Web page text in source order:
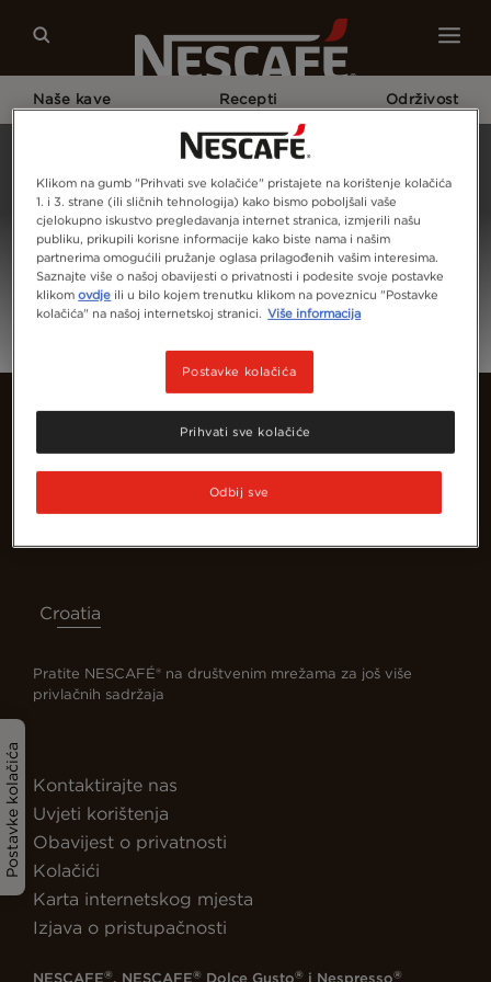
Naše kave Recepti Održivost
Prijava
Postavke kolačića
Croatia
Pratite NESCAFÉ® na društvenim mrežama za još više
privlačnih sadržaja
Kontaktirajte nas
Uvjeti korištenja
Obavijest o privatnosti
Kolačići
Karta internetskog mjesta
Izjava o pristupačnosti
Klikom na gumb "Prihvati sve kolačiće" pristajete na korištenje kolačića
1. i 3. strane (ili sličnih tehnologija) kako bismo poboljšali vaše
cjelokupno iskustvo pregledavanja internet stranica, izmjerili našu
publiku, prikupili korisne informacije kako biste nama i našim
partnerima omogućili pružanje oglasa prilagođenih vašim interesima.
Saznajte više o našoj obavijesti o privatnosti i podesite svoje postavke
klikomovdje ili u bilo kojem trenutku klikom na poveznicu "Postavke
kolačića" na našoj internetskoj stranici. Više informacija
Postavke kolačića
Odbij sve
Prihvati sve kolačiće